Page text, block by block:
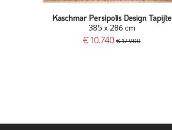
Kaschmar Persipolis Design Tapijte
385 x 286 cm
€ 10.740 € 17.900